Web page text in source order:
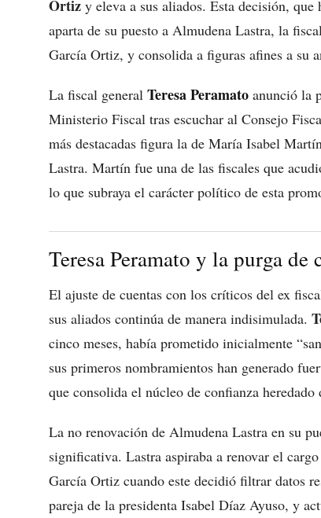
Ortiz y eleva a sus aliados. Esta decisión,
aparta de su puesto a Almudena Lastra, la
García Ortiz, y consolida a figuras afines a su
La fiscal general Teresa Peramato anunció la
Ministerio Fiscal tras escuchar al Consejo
más destacadas figura la de María Isabel
Lastra. Martín fue una de las fiscales que
lo que subraya el carácter político de esta
Teresa Peramato y la purga
El ajuste de cuentas con los críticos del ex
sus aliados continúa de manera indisimulada.
cinco meses, había prometido inicialmente
sus primeros nombramientos han generado
que consolida el núcleo de confianza
La no renovación de Almudena Lastra en su
significativa. Lastra aspiraba a renovar el
García Ortiz cuando este decidió filtrar datos
pareja de la presidenta Isabel Díaz Ayuso, y